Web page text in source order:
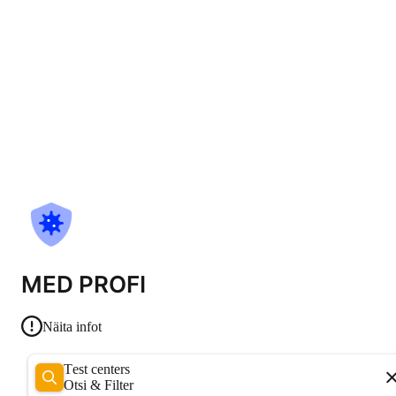
MED PROFI
Näita infot
Test centers
Otsi & Filter